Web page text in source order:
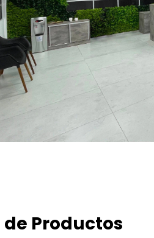
Productos